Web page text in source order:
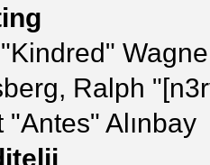
Ralph
"Antes" Alınbay